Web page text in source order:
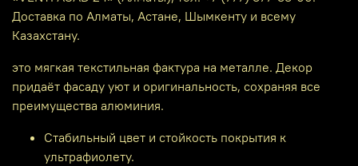
Доставка по Алматы, Астане, Шымкенту и всему
Казахстану.
это мягкая текстильная фактура на металле. Декор
придаёт фасаду уют и оригинальность, сохраняя все
преимущества алюминия.
Стабильный цвет и стойкость покрытия к
ультрафиолету.